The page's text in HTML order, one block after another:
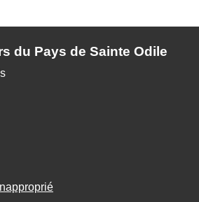
du Pays de Sainte Odile